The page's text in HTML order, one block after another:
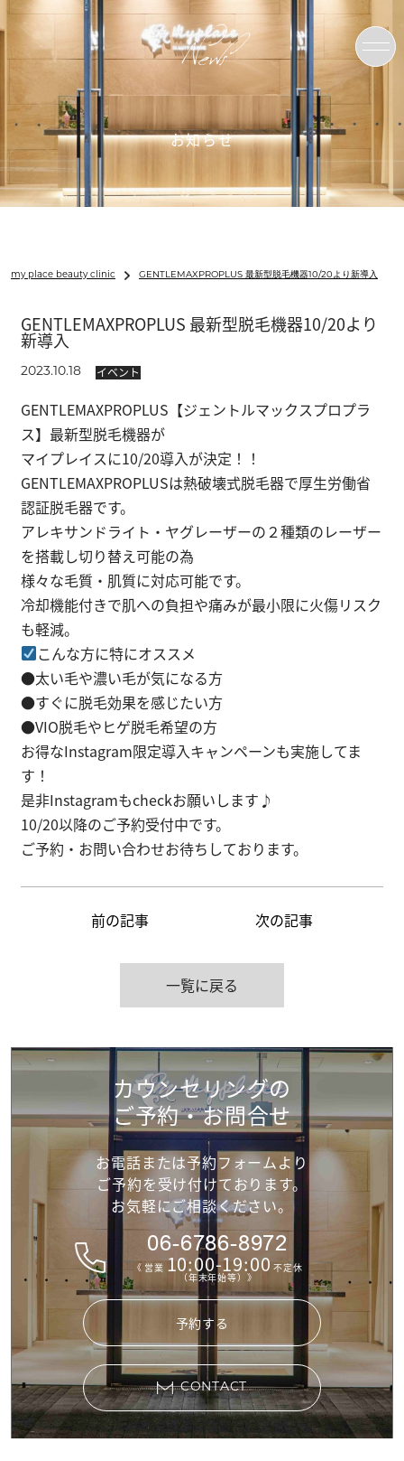
News
お知らせ
my place beauty clinic GENTLEMAXPROPLUS 最新型脱毛機器10/20より新導入
GENTLEMAXPROPLUS 最新型脱毛機器10/20より
新導入
2023.10.18 イベント
GENTLEMAXPROPLUS【ジェントルマックスプロプラ
ス】最新型脱毛機器が
マイプレイスに10/20導入が決定！！
GENTLEMAXPROPLUSは熱破壊式脱毛器で厚生労働省
認証脱毛器です。
アレキサンドライト・ヤグレーザーの２種類のレーザー
を搭載し切り替え可能の為
様々な毛質・肌質に対応可能です。
冷却機能付きで肌への負担や痛みが最小限に火傷リスク
も軽減。
こんな方に特にオススメ
●太い毛や濃い毛が気になる方
●すぐに脱毛効果を感じたい方
●VIO脱毛やヒゲ脱毛希望の方
お得なInstagram限定導入キャンペーンも実施してま
す！
是非Instagramもcheckお願いします♪
10/20以降のご予約受付中です。
ご予約・お問い合わせお待ちしております。
前の記事 次の記事
一覧に戻る
カウンセリングの
ご予約・お問合せ
お電話または予約フォームより
ご予約を受け付けております。
お気軽にご相談ください。
06-6786-8972
《 営業 10:00-19:00不定休
（年末年始等）》
予約する
CONTACT